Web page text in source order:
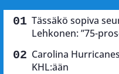
Tässäkö sopiva
Lehkonen: ”75-
Carolina
KHL:ään